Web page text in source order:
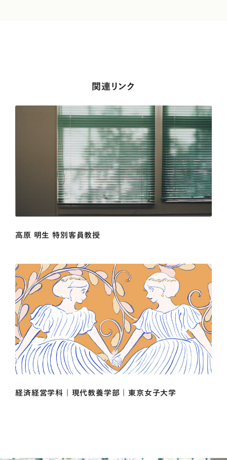
関連リンク
高原 明生 特別客員教授
経済経営学科 | 現代教養学部 | 東京女子大学